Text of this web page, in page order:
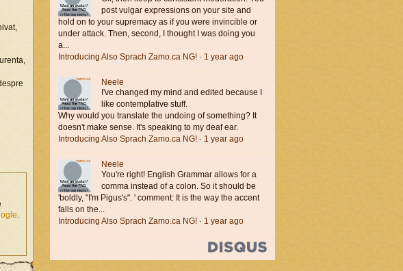
.
post vulgar expressions on your site and
hold on to your supremacy as if you were invincible or
under attack. Then, second, I thought I was doing you
a...
Introducing Also Sprach Zamo.ca NG! · 1 year ago
Neele
I've changed my mind and edited because I
like contemplative stuff.
Why would you translate the undoing of something? It
doesn't make sense. It's speaking to my deaf ear.
Introducing Also Sprach Zamo.ca NG! · 1 year ago
Neele
You're right! English Grammar allows for a
comma instead of a colon. So it should be
'boldly, "I'm Pigus's". ' comment: It is the way the accent
falls on the...
Introducing Also Sprach Zamo.ca NG! · 1 year ago